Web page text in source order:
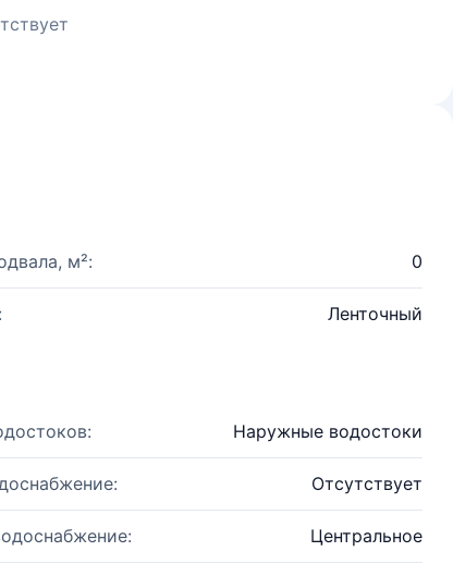
м²: 0
Ленточный
Наружные водостоки
Отсутствует
Центральное